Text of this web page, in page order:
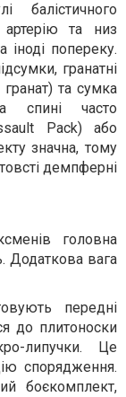
балістичного
та низ
іноді попереку.
гранатні
та сумка
спині часто
Pack) або
значна, тому
демпферні
головна
Додаткова вага
передні
до плитоноски
липучки. Це
спорядження.
боєкомплект,